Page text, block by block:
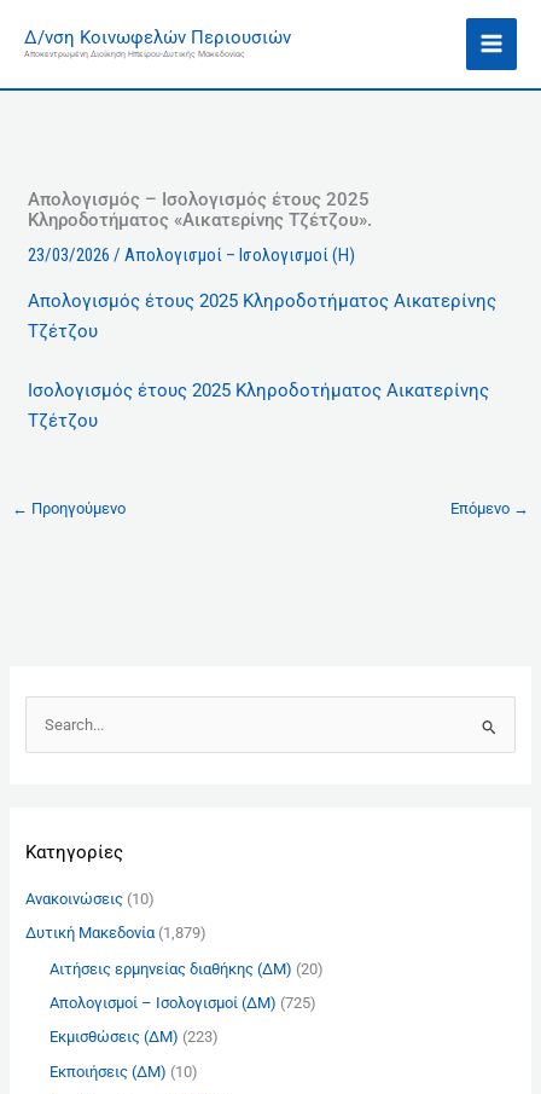
στοΔ/νση Κοινωφελών Περιουσιών
Αποκεντρωμένη Διοίκηση Ηπείρου-Δυτικής Μακεδονίας
Απολογισμός – Ισολογισμός έτους 2025
Κληροδοτήματος «Αικατερίνης Τζέτζου».
23/03/2026/Απολογισμοί – Ισολογισμοί (Η)
Aπολογισμός έτους 2025 Κληροδοτήματος Αικατερίνης
Τζέτζου
Ισολογισμός έτους 2025 Κληροδοτήματος Αικατερίνης
Τζέτζου
← Προηγούμενο Επόμενο →
ή
σ
Kατηγορίες
Ανακοινώσεις(10)
Δυτική Μακεδονία(1,879)
Αιτήσεις ερμηνείας διαθήκης (ΔΜ) (20)
Απολογισμοί – Ισολογισμοί (ΔΜ) (725)
Εκμισθώσεις (ΔΜ) (223)
Εκποιήσεις (ΔΜ) (10)
σ
κ
ό